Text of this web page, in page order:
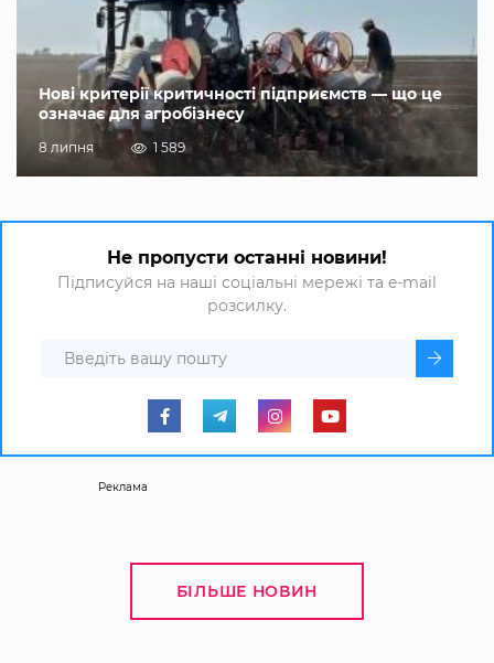
Нові критерії критичності підприємств — що це
означає для агробізнесу
8 липня 1 589
Не пропусти останні новини!
Підписуйся на наші соціальні мережі та e-mail
розсилку.
Реклама
БІЛЬШЕ НОВИН